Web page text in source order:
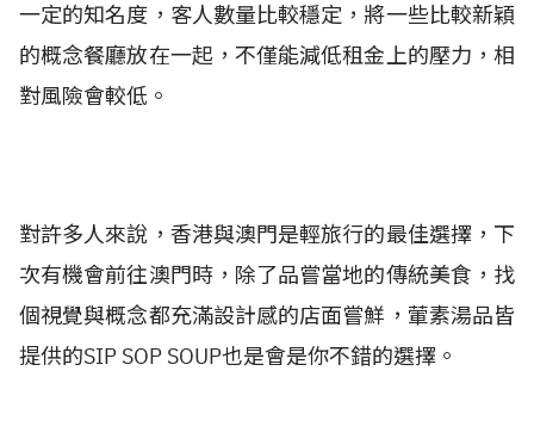
一定的知名度，客人數量比較穩定，將一些比較新穎
的概念餐廳放在一起，不僅能減低租金上的壓力，相
對風險會較低。
對許多人來說，香港與澳門是輕旅行的最佳選擇，下
次有機會前往澳門時，除了品嘗當地的傳統美食，找
個視覺與概念都充滿設計感的店面嘗鮮， 葷素湯品皆
提供的SIP SOP SOUP也是會是你不錯的選擇。